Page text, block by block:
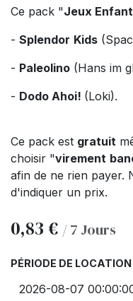
Ce pack "Jeux
- Splendor Kids
- Paleolino (Hans im
- Dodo Ahoi! (Loki).
Ce pack est gratuit
choisir "virement
afin de ne rien payer.
d'indiquer un prix.
0,83 € /7 Jours
PÉRIODE DE LOCATION